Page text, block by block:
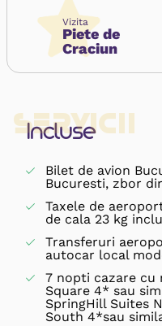
Vizita
Piete de
Craciun
Incluse
Servicii
Bilet de avion
Bucuresti, zbor
Taxele de
de cala 23 kg
Transferuri
autocar local
7 nopti cazare cu
Square 4* sau
SpringHill Suites
South 4*sau